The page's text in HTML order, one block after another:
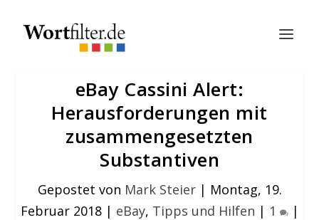
eBay Cassini Alert:
Herausforderungen mit
zusammengesetzten
Substantiven
Gepostet von Mark Steier| Montag, 19.
Februar 2018| eBay, Tipps und Hilfen | 1 |